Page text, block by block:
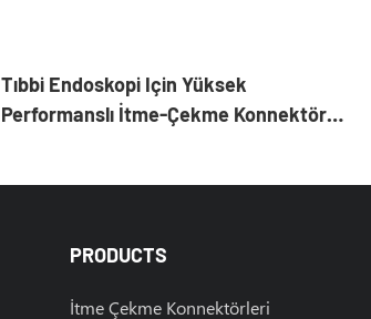
Tıbbi Endoskopi Için Yüksek
Performanslı İtme-Çekme Konnektörü:
PRODUCTS
İtme Çekme Konnektörleri